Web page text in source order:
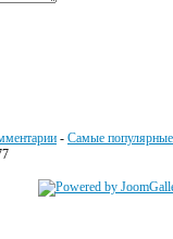
- Самые популярные